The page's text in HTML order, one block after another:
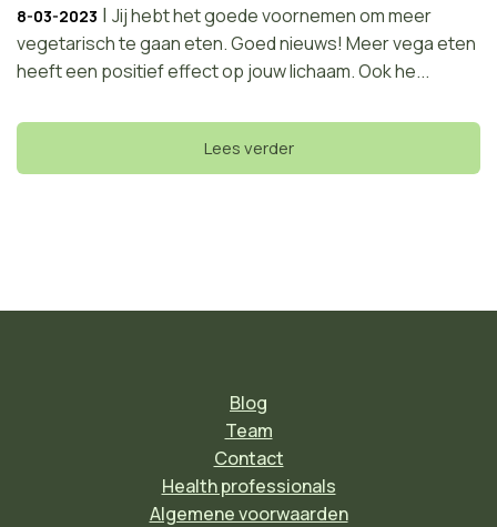
8-03-2023 | Jij hebt het goede voornemen om meer
vegetarisch te gaan eten. Goed nieuws! Meer vega eten
heeft een positief effect op jouw lichaam. Ook he...
Lees verder
Blog
Team
Contact
Health professionals
Algemene voorwaarden